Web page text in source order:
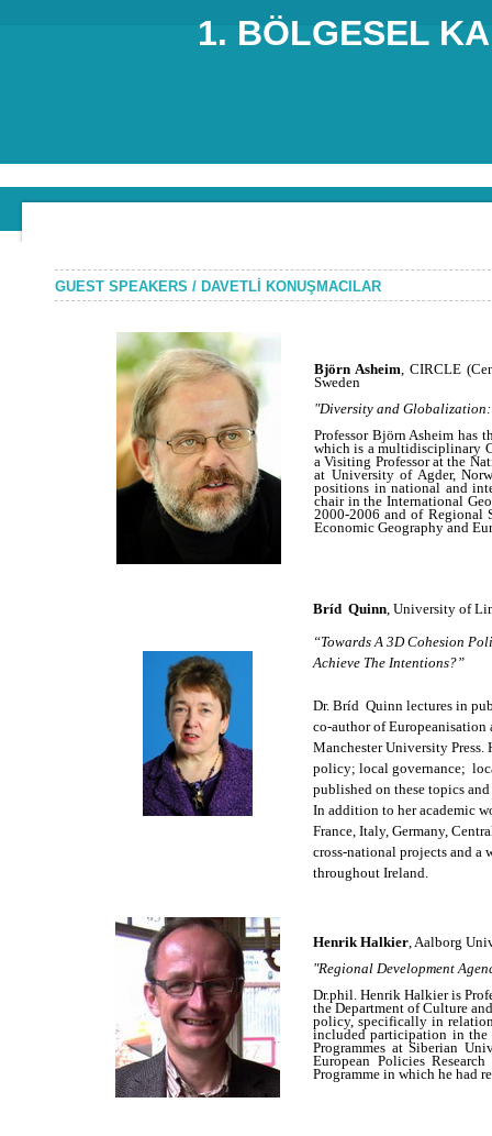
1. BÖLGESEL
GUEST SPEAKERS / DAVETLİ KONUŞMACILAR
Björn Asheim, CIRCLE
Sweden
"Diversity and Globalization:
Professor Björn Asheim has
which is a multidisciplinary
a Visiting Professor at the
at University of Agder,
positions in national and
chair in the International
2000-2006 and of Regional
Economic Geography and
Bríd Quinn, University of
“Towards A 3D Cohesion
Achieve The Intentions?”
Dr. Bríd  Quinn lectures in
co-author of Europeanisation
Manchester University
policy; local governance;
published on these topics
In addition to her academic
France, Italy, Germany,
cross-national projects and a
throughout Ireland.
Henrik Halkier,Aalborg
"Regional Development
Dr.phil. Henrik Halkier is
the Department of Culture
policy, specifically in
included participation in the
Programmes at Siberian
European Policies
Programme in which he had